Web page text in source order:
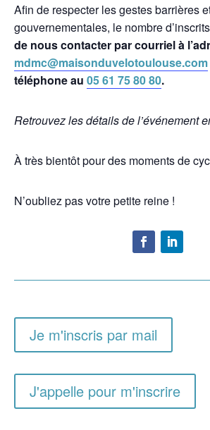
Afin de respecter les gestes barrières
gouvernementales, le nombre
de nous contacter par courriel à
mdmc@maisonduvelotoulouse.com
téléphone au 05 61 75 80 80.
Retrouvez les détails de l’événement
À très bientôt pour des moments de
N’oubliez pas votre petite reine !
Je m'inscris par mail
J'appelle pour m'inscrire